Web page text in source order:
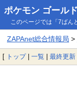
ポケモン ゴール
このページでは「7ばん
ZAPAnet総合情報局 >
[ トップ| 一覧 | 最終更新